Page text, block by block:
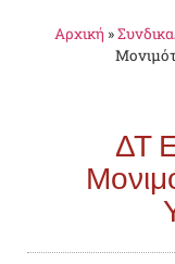
Αρχική »
ΔΤ